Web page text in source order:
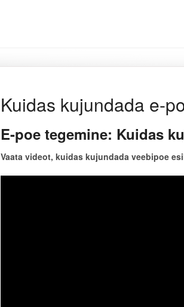
Kuidas kujundada e-
E-poe tegemine: Kuidas
Vaata videot, kuidas kujundada veebipoe